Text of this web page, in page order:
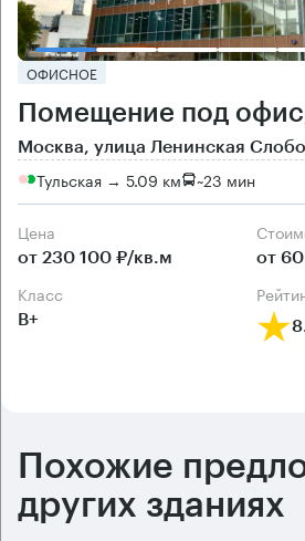
ОФИСНОЕ
Помещение под
Москва, улица Ленинская
Тульская → 5.09 км ~23 мин
Цена
от 230 100 ₽/кв.м от
класс
B+
Похожие
других зданиях